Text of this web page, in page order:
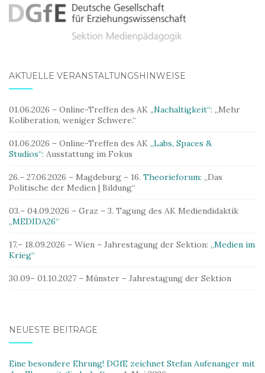
AKTUELLE VERANSTALTUNGSHINWEISE
01.06.2026 – Online-Treffen des AK „Nachaltigkeit“: „Mehr
Koliberation, weniger Schwere.“
01.06.2026 – Online-Treffen des AK „Labs, Spaces &
Studios“: Ausstattung im Fokus
26.– 27.06.2026 – Magdeburg – 16. Theorieforum: „Das
Politische der Medien | Bildung“
03.– 04.09.2026 – Graz – 3. Tagung des AK Mediendidaktik
„MEDIDA26“
17.– 18.09.2026 – Wien – Jahrestagung der Sektion: „Medien im
Krieg“
30.09– 01.10.2027 – Münster – Jahrestagung der Sektion
NEUESTE BEITRÄGE
Eine besondere Ehrung! DGfE zeichnet Stefan Aufenanger mit